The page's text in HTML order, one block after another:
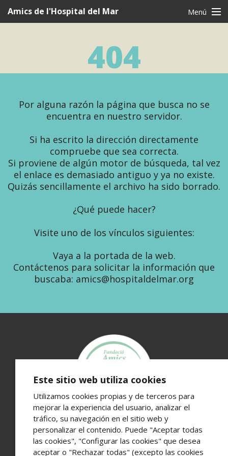
Navegació
principal
Amics de l'Hospital del Mar Menú
Que hacemos
Agradecimientos
Contacto
404
Por alguna razón la página que busca no se
encuentra en nuestro servidor.
Si ha escrito la dirección directamente
compruebe que sea correcta.
Si proviene de algún motor de búsqueda, tal vez
el enlace es demasiado antiguo y ya no existe.
Quizás sencillamente el archivo ha sido borrado.
¿Qué puede hacer?
Visite uno de los vínculos siguientes:
Vaya a la portada de la web.
Contáctenos para solicitar la información que
buscaba: amics@hospitaldelmar.org
Fundació Amics de l’Hospital del Mar
Edifici Hospital del Mar · Passeig Marítim 25-29 · 08003
Barcelona
Este sitio web utiliza cookies
Utilizamos cookies propias y de terceros para
mejorar la experiencia del usuario, analizar el
tráfico, su navegación en el sitio web y
personalizar el contenido. Puede "Aceptar todas
las cookies", "Configurar las cookies" que desea
aceptar o "Rechazar todas" (excepto las cookies